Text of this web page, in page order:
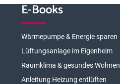
E-Books
Wärmepumpe & Energie sparen
Lüftungsanlage im Eigenheim
Raumklima & gesundes Wohnen
Anleitung Heizung entlüften